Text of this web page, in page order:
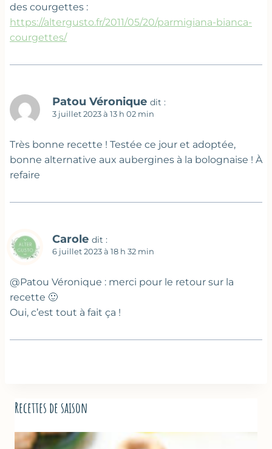
des courgettes :
https://altergusto.fr/2011/05/20/parmigiana-bianca-
courgettes/
Patou Véronique dit :
3 juillet 2023 à 13 h 02 min
Très bonne recette ! Testée ce jour et adoptée,
bonne alternative aux aubergines à la bolognaise ! À
refaire
Carole dit :
6 juillet 2023 à 18 h 32 min
@Patou Véronique : merci pour le retour sur la
recette 🙂
Oui, c’est tout à fait ça !
Recettes de saison